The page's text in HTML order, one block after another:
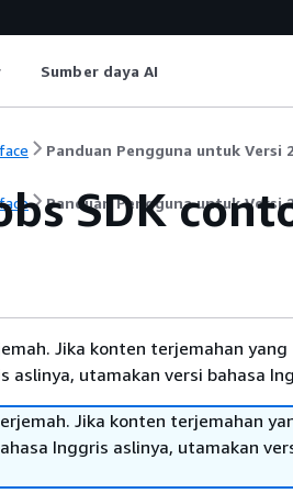
Sumber daya AI
Panduan Pengguna untuk Versi
Panduan Pengguna untuk Versi
SDK
Jika konten terjemahan
aslinya, utamakan versi bahasa
Jika konten terjemahan
Inggris aslinya, utamakan